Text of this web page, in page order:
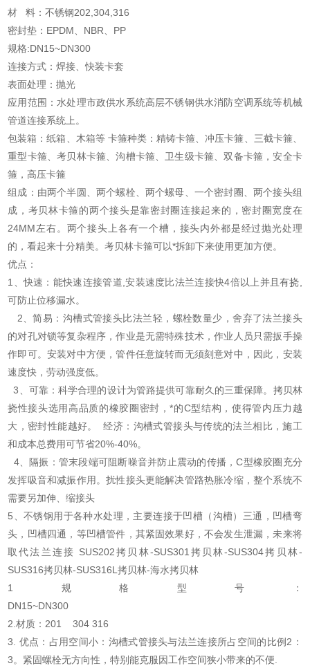
材 料：不锈钢202,304,316
密封垫：EPDM、NBR、PP
规格:DN15~DN300
连接方式：焊接、快装卡套
表面处理：抛光
应用范围：水处理市政供水系统高层不锈钢供水消防空调系统等机械
管道连接系统上。
包装箱：纸箱、木箱等 卡箍种类：精铸卡箍、冲压卡箍、三截卡箍、
重型卡箍、考贝林卡箍、沟槽卡箍、卫生级卡箍、双备卡箍，安全卡
箍，高压卡箍
组成：由两个半圆、两个螺栓、两个螺母、一个密封圈、两个接头组
成，考贝林卡箍的两个接头是靠密封圈连接起来的，密封圈宽度在
24MM左右。两个接头上各有一个槽，接头内外都是经过抛光处理
的，看起来十分精美。考贝林卡箍可以*拆卸下来使用更加方便。
优点：
1、快速：能快速连接管道,安装速度比法兰连接快4倍以上并且有挠,
可防止位移漏水。
2、简易：沟槽式管接头比法兰轻，螺栓数量少，舍弃了法兰接头
的对孔对锁等复杂程序，作业是无需特殊技术，作业人员只需扳手操
作即可。安装对中方便，管件任意旋转而无须刻意对中，因此，安装
速度快，劳动强度低。
3、可靠：科学合理的设计为管路提供可靠耐久的三重保障。拷贝林
挠性接头选用高品质的橡胶圈密封，*的C型结构，使得管内压力越
大，密封性能越好。 经济：沟槽式管接头与传统的法兰相比，施工
和成本总费用可节省20%-40%。
4、隔振：管末段端可阻断噪音并防止震动的传播，C型橡胶圈充分
发挥吸音和减振作用。扰性接头更能解决管路热胀冷缩，整个系统不
需要另加伸、缩接头
5、不锈钢用于各种水处理，主要连接于凹槽（沟槽）三通，凹槽弯
头，凹槽四通，等凹槽管件，其紧固效果好，不会发生泄漏，未来将
取代法兰连接 SUS202拷贝林-SUS301拷贝林-SUS304拷贝林-
SUS316拷贝林-SUS316L拷贝林-海水拷贝林
1规格型号：
2.材质：201 304 316
3. 优点：占用空间小：沟槽式管接头与法兰连接所占空间的比例2：
3。紧固螺栓无方向性，特别能克服因工作空间狭小带来的不便.